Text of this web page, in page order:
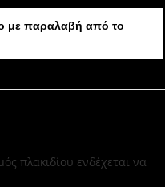
με παραλαβή από το
πλακιδίου ενδέχεται να